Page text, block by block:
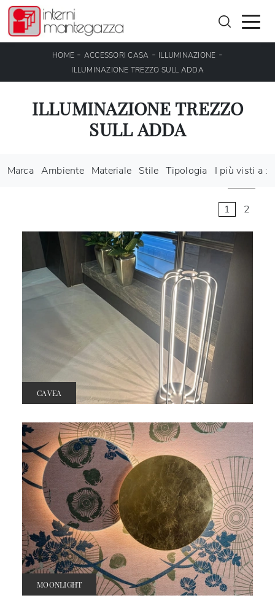
HOME - ACCESSORI CASA - ILLUMINAZIONE -
ILLUMINAZIONE TREZZO SULL ADDA
ILLUMINAZIONE TREZZO
SULL ADDA
Marca Ambiente Materiale Stile Tipologia I più visti a :
1 2
CAVEA
MOONLIGHT